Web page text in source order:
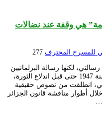
هي وقفة عند نضالات
للمسرح المحترف 277
لكنها رسالة البرلمانيين
الجزائريين الذين رفعوا شعار الاستقلال سنة 1947 حتى قبل اندلاع الثورة،
انطلقت من نصوص حقيقية
أطوار مناقشة قانون الجزائر